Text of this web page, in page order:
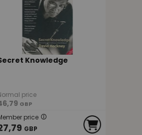
Knowledge
price
GBP
price
GBP